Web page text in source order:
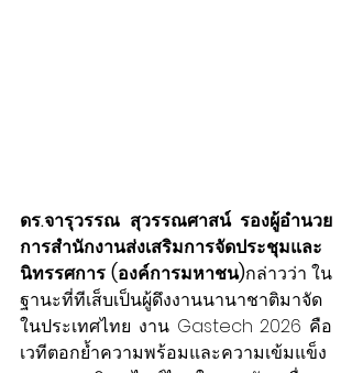
ดร.จารุวรรณ สุวรรณศาสน์ รองผู้อำนวย
การสำนักงานส่งเสริมการจัดประชุมและ
นิทรรศการ (องค์การมหาชน)กล่าวว่า ใน
ฐานะที่ทีเส็บเป็นผู้ดึงงานนานาชาติมาจัด
ในประเทศไทย งาน Gastech 2026 คือ
เวทีตอกย้ำความพร้อมและความเข้มแข็ง